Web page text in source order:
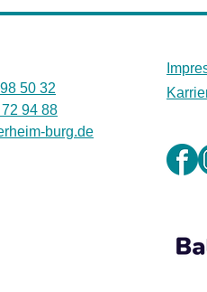
50 32
94 88
burg.de